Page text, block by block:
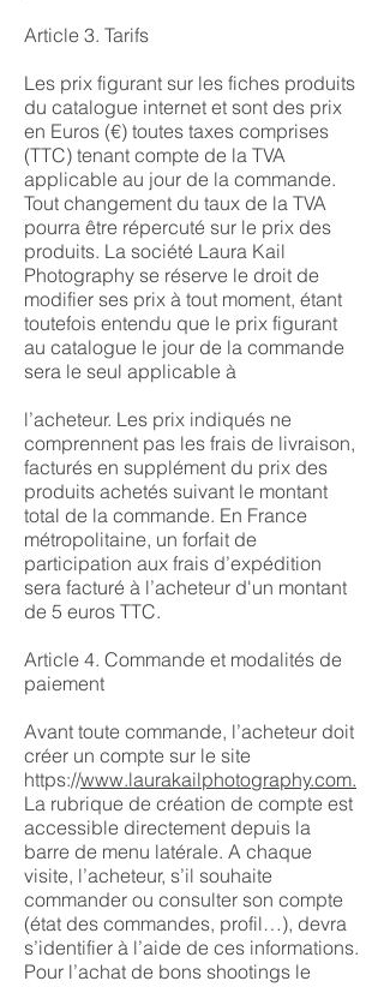
Article 3. Tarifs
Les prix figurant sur les fiches produits
du catalogue internet et sont des prix
en Euros (€) toutes taxes comprises
(TTC) tenant compte de la TVA
applicable au jour de la commande.
Tout changement du taux de la TVA
pourra être répercuté sur le prix des
produits. La société Laura Kail
Photography se réserve le droit de
modifier ses prix à tout moment, étant
toutefois entendu que le prix figurant
au catalogue le jour de la commande
sera le seul applicable à
l’acheteur. Les prix indiqués ne
comprennent pas les frais de livraison,
facturés en supplément du prix des
produits achetés suivant le montant
total de la commande. En France
métropolitaine, un forfait de
participation aux frais d’expédition
sera facturé à l’acheteur d'un montant
de 5 euros TTC.
Article 4. Commande et modalités de
paiement
Avant toute commande, l’acheteur doit
créer un compte sur le site
https://www.laurakailphotography.com.
La rubrique de création de compte est
accessible directement depuis la
barre de menu latérale. A chaque
visite, l’acheteur, s’il souhaite
commander ou consulter son compte
(état des commandes, profil…), devra
s’identifier à l’aide de ces informations.
Pour l’achat de bons shootings le